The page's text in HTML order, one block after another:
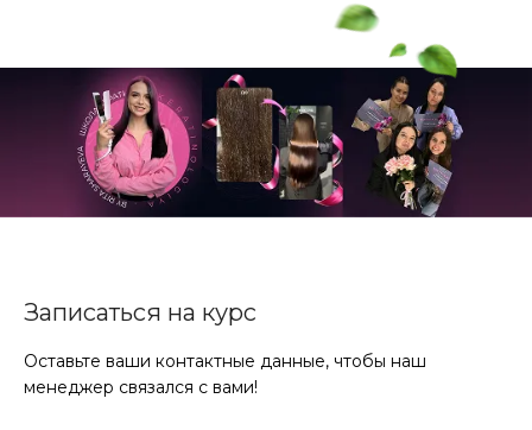
Записаться на курс
Оставьте ваши контактные данные, чтобы наш
менеджер связался с вами!